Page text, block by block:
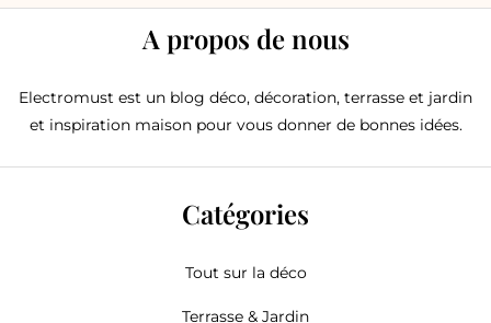
A propos de nous
Electromust est un blog déco, décoration, terrasse et jardin
et inspiration maison pour vous donner de bonnes idées.
Catégories
Tout sur la déco
Terrasse & Jardin